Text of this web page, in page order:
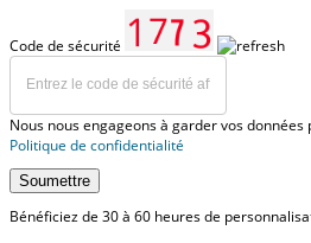
Code de sécurité
Nous nous engageons à garder vos
Politique de confidentialité
Soumettre
Bénéficiez de 30 à 60 heures de